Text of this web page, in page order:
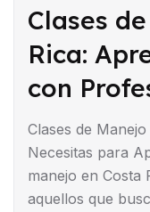
Clases
Rica:
con
Clases de
Necesitas para
manejo en Costa
aquellos que